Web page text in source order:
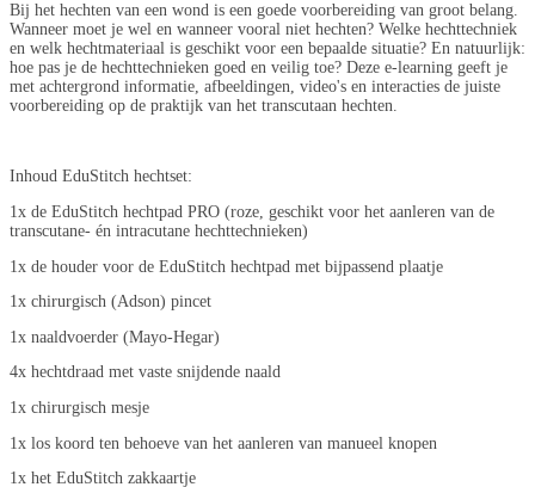
Bij het hechten van een wond is een goede voorbereiding van groot belang.
Wanneer moet je wel en wanneer vooral niet hechten? Welke hechttechniek
en welk hechtmateriaal is geschikt voor een bepaalde situatie? En natuurlijk:
hoe pas je de hechttechnieken goed en veilig toe? Deze e-learning geeft je
met achtergrond informatie, afbeeldingen, video's en interacties de juiste
voorbereiding op de praktijk van het transcutaan hechten.
Inhoud EduStitch hechtset:
1x de EduStitch hechtpad PRO (roze, geschikt voor het aanleren van de
transcutane- én intracutane hechttechnieken)
1x de houder voor de EduStitch hechtpad met bijpassend plaatje
1x chirurgisch (Adson) pincet
1x naaldvoerder (Mayo-Hegar)
4x hechtdraad met vaste snijdende naald
1x chirurgisch mesje
1x los koord ten behoeve van het aanleren van manueel knopen
1x het EduStitch zakkaartje